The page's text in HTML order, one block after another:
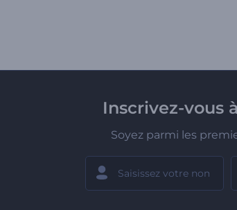
Inscrivez-vous
Soyez parmi les